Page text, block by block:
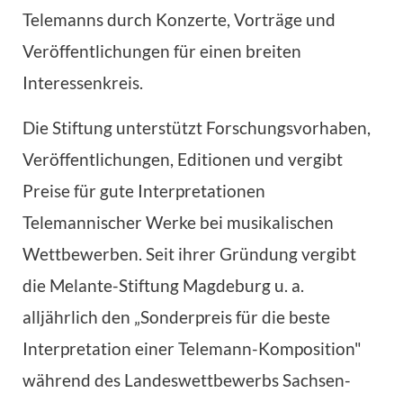
Telemanns durch Konzerte, Vorträge und
Veröffentlichungen für einen breiten
Interessenkreis.
Die Stiftung unterstützt Forschungsvorhaben,
Veröffentlichungen, Editionen und vergibt
Preise für gute Interpretationen
Telemannischer Werke bei musikalischen
Wettbewerben. Seit ihrer Gründung vergibt
die Melante-Stiftung Magdeburg u. a.
alljährlich den „Sonderpreis für die beste
Interpretation einer Telemann-Komposition"
während des Landeswettbewerbs Sachsen-